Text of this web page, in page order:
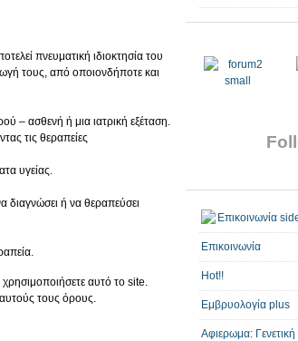
πνευματική ιδιοκτησία του
τους, από οποιονδήποτε και
– ασθενή ή μια ιατρική εξέταση.
τις θεραπείες
υγείας.
ή να θεραπεύσει
αυτό το site.
τους όρους.
Επικοινωνία
Hot!!
Εμβρυολογία plus
Αφιερωμα: Γενετική